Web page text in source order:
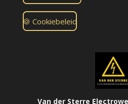
🍪 Cookiebeleid
Van der Sterre